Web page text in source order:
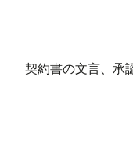
契約書の文言、承